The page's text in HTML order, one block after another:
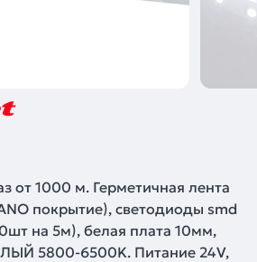
от 1000 м. Герметичная лента
покрытие), светодиоды smd
на 5м), белая плата 10мм,
5800-6500K. Питание 24V,